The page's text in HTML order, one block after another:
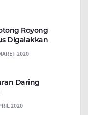
Royong
Digalakkan
2020
Daring
2020